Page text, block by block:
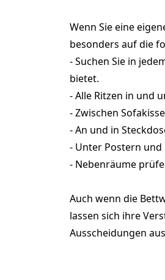
Wenn Sie eine
besonders auf die
- Suchen Sie in
bietet.
- Alle Ritzen in und
- Zwischen
- An und in
- Unter Postern
- Nebenräume
Auch wenn die
lassen sich ihre
Ausscheidungen